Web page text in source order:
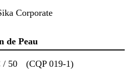
Corporate
de Peau
/ 50
(CQP 019-1)